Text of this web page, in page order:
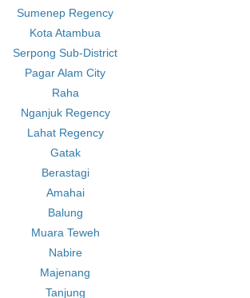
Sumenep Regency
Kota Atambua
Serpong Sub-District
Pagar Alam City
Raha
Nganjuk Regency
Lahat Regency
Gatak
Berastagi
Amahai
Balung
Muara Teweh
Nabire
Majenang
Tanjung